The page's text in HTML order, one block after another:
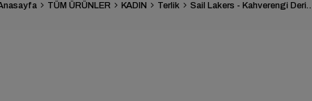
TÜM ÜRÜNLER KADIN Terlik Sail Lakers - Kahverengi Deri